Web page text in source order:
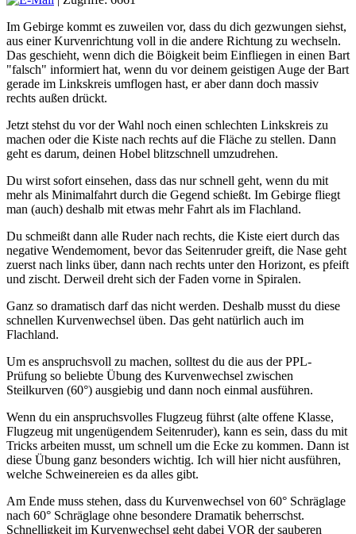
Im Gebirge kommt es zuweilen vor, dass du dich gezwungen siehst,
aus einer Kurvenrichtung voll in die andere Richtung zu wechseln.
Das geschieht, wenn dich die Böigkeit beim Einfliegen in einen Bart
"falsch" informiert hat, wenn du vor deinem geistigen Auge der Bart
gerade im Linkskreis umflogen hast, er aber dann doch massiv
rechts außen drückt.
Jetzt stehst du vor der Wahl noch einen schlechten Linkskreis zu
machen oder die Kiste nach rechts auf die Fläche zu stellen. Dann
geht es darum, deinen Hobel blitzschnell umzudrehen.
Du wirst sofort einsehen, dass das nur schnell geht, wenn du mit
mehr als Minimalfahrt durch die Gegend schießt. Im Gebirge fliegt
man (auch) deshalb mit etwas mehr Fahrt als im Flachland.
Du schmeißt dann alle Ruder nach rechts, die Kiste eiert durch das
negative Wendemoment, bevor das Seitenruder greift, die Nase geht
zuerst nach links über, dann nach rechts unter den Horizont, es pfeift
und zischt. Derweil dreht sich der Faden vorne in Spiralen.
Ganz so dramatisch darf das nicht werden. Deshalb musst du diese
schnellen Kurvenwechsel üben. Das geht natürlich auch im
Flachland.
Um es anspruchsvoll zu machen, solltest du die aus der PPL-
Prüfung so beliebte Übung des Kurvenwechsel zwischen
Steilkurven (60°) ausgiebig und dann noch einmal ausführen.
Wenn du ein anspruchsvolles Flugzeug führst (alte offene Klasse,
Flugzeug mit ungenügendem Seitenruder), kann es sein, dass du mit
Tricks arbeiten musst, um schnell um die Ecke zu kommen. Dann ist
diese Übung ganz besonders wichtig. Ich will hier nicht ausführen,
welche Schweinereien es da alles gibt.
Am Ende muss stehen, dass du Kurvenwechsel von 60° Schräglage
nach 60° Schräglage ohne besondere Dramatik beherrschst.
Schnelligkeit im Kurvenwechsel geht dabei VOR der sauberen